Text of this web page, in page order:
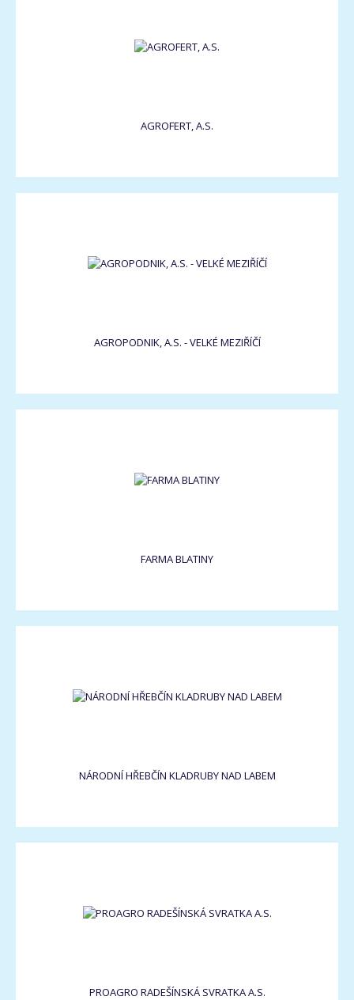
AGROFERT, A.S.
AGROPODNIK, A.S. - VELKÉ MEZIŘÍČÍ
FARMA BLATINY
NÁRODNÍ HŘEBČÍN KLADRUBY NAD LABEM
PROAGRO RADEŠÍNSKÁ SVRATKA A.S.